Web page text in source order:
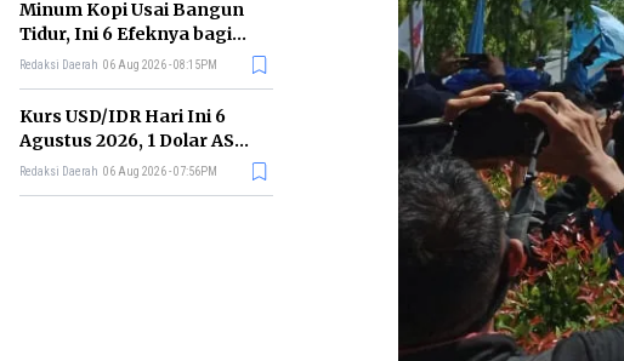
Minum Kopi Usai Bangun
Tidur, Ini 6 Efeknya bagi
Kesehatan Tubuh
Redaksi Daerah 06 Aug 2026 - 08:15PM
Kurs USD/IDR Hari Ini 6
Agustus 2026, 1 Dolar AS
Kini Berapa Rupiah?
Redaksi Daerah 06 Aug 2026 - 07:56PM